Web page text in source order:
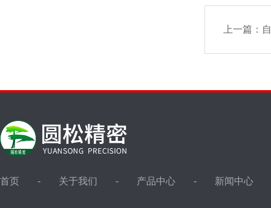
上一篇：
首页 关于我们 产品中心 新闻中心